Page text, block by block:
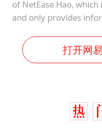
of NetEase Hao,
and only provides
打开网